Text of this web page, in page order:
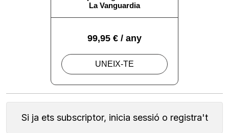
Si ja ets subscriptor, inicia sessió o registra't